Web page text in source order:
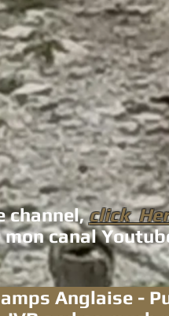
channel,click
canal
Anglaise -